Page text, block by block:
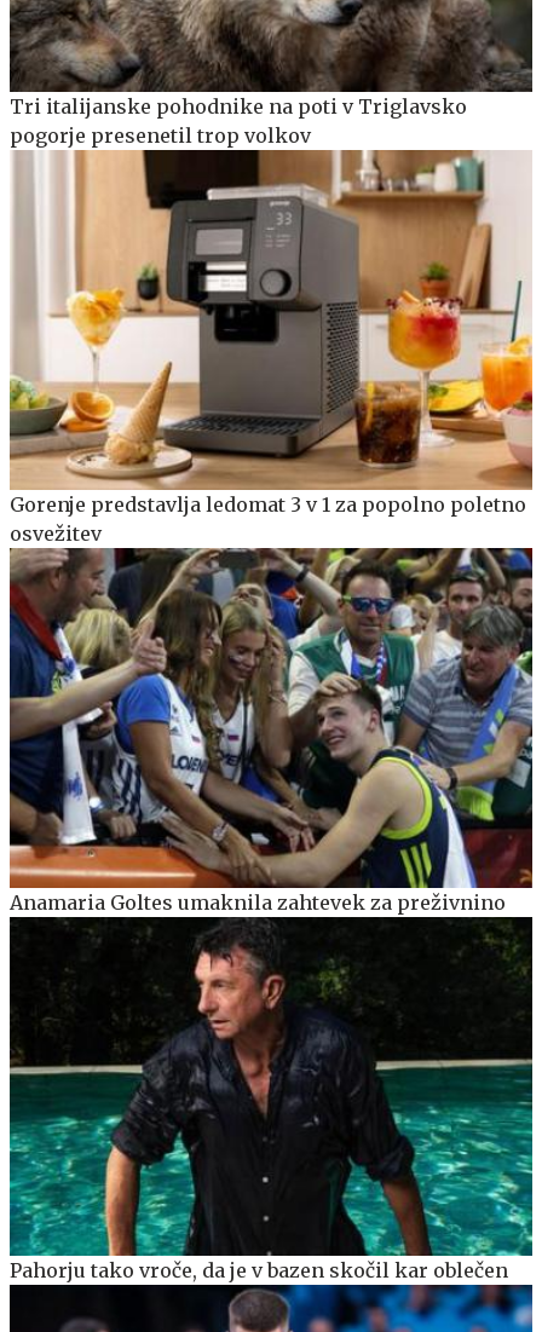
Tri italijanske pohodnike na poti v Triglavsko
pogorje presenetil trop volkov
Gorenje predstavlja ledomat 3 v 1 za popolno poletno
osvežitev
Anamaria Goltes umaknila zahtevek za preživnino
Pahorju tako vroče, da je v bazen skočil kar oblečen